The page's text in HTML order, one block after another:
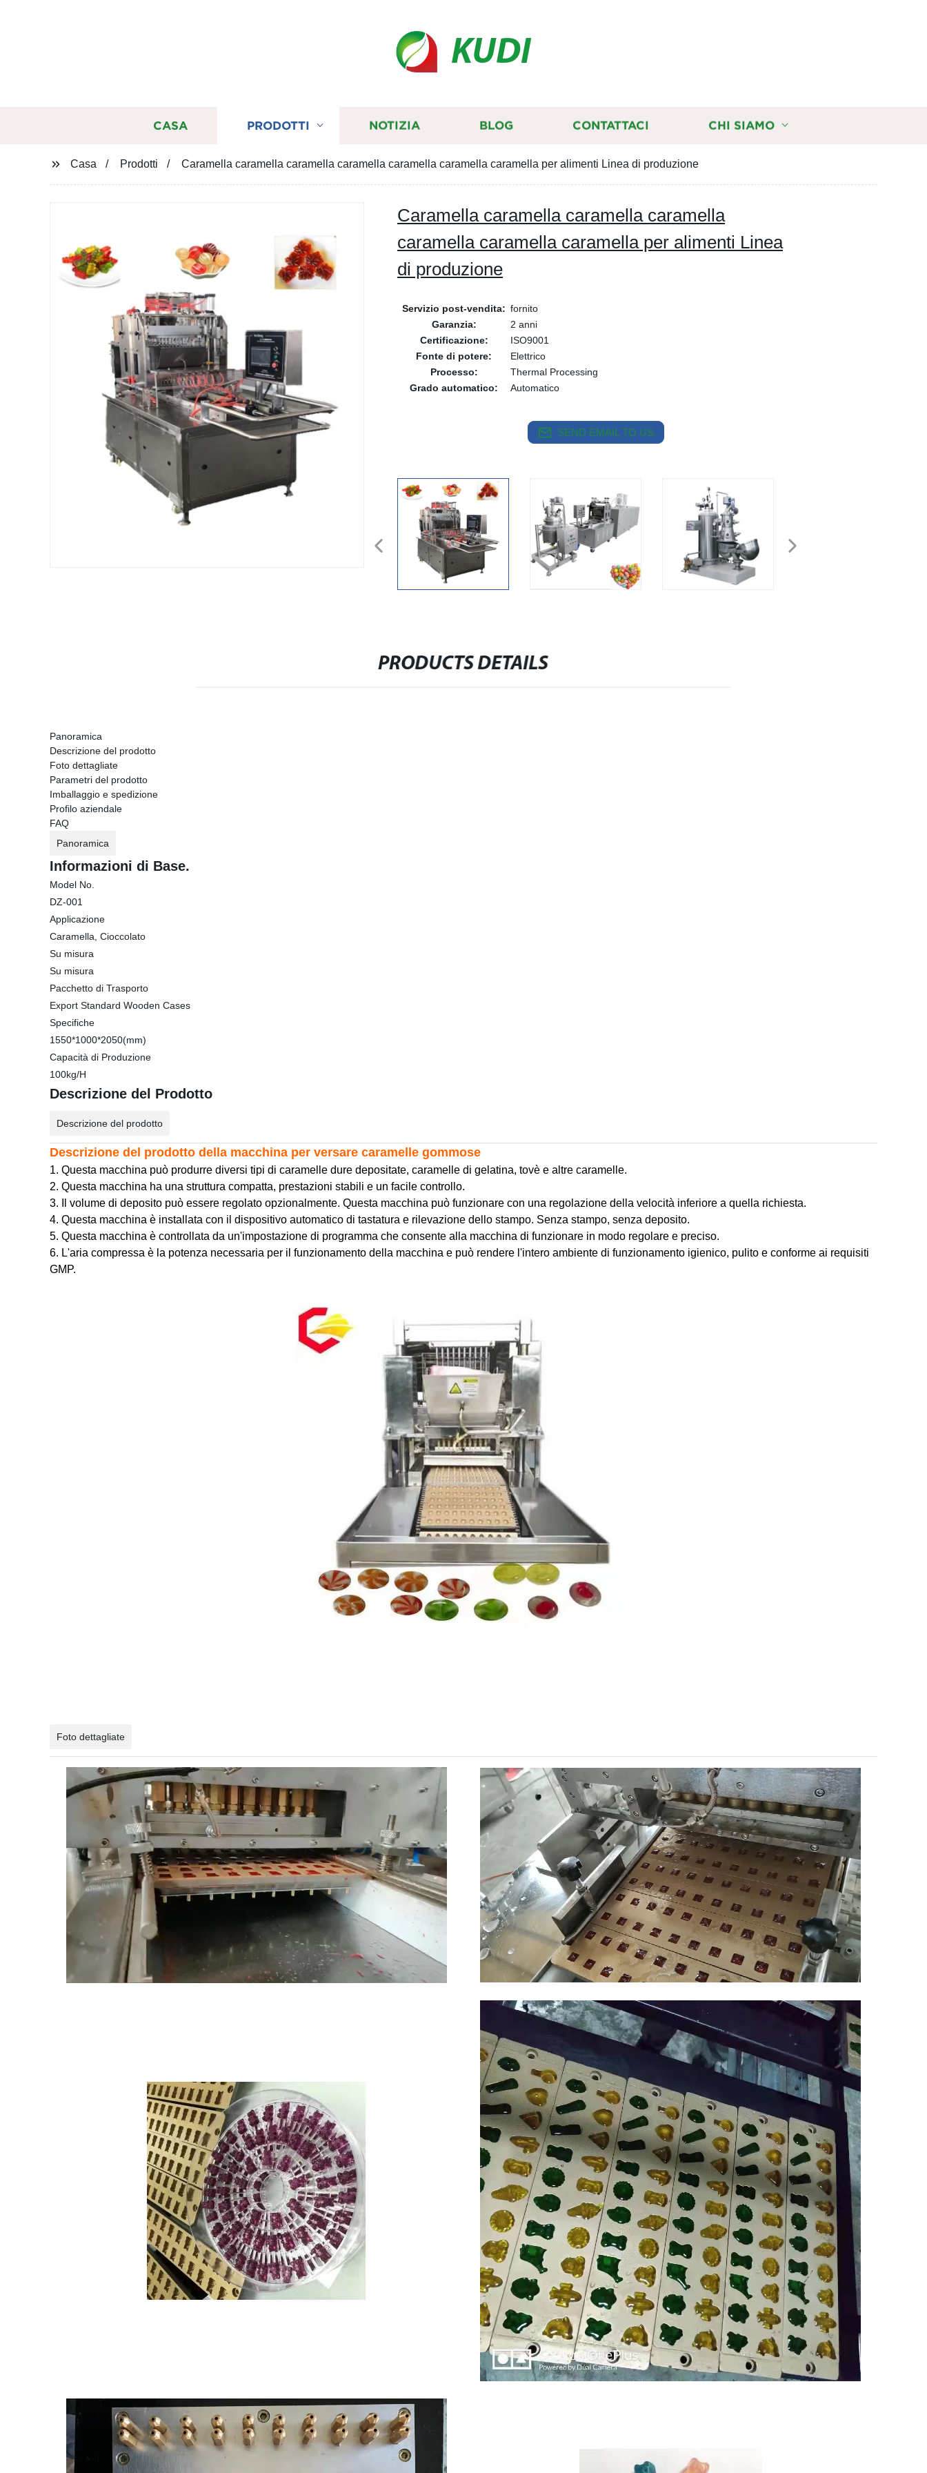
KUDI
CASA PRODOTTI NOTIZIA BLOG CONTATTACI CHI SIAMO
Casa Prodotti Caramella caramella caramella caramella caramella caramella caramella per alimenti Linea di produzione
Caramella caramella caramella caramella
caramella caramella caramella per alimenti Linea
di produzione
Servizio post-vendita: fornito
Garanzia:
2 anni
Certificazione:
ISO9001
Fonte di potere:
Elettrico
Processo:
Thermal Processing
Grado automatico:
Automatico
SEND EMAIL TO US
PRODUCTS DETAILS
Panoramica
Descrizione del prodotto
Foto dettagliate
Parametri del prodotto
Imballaggio e spedizione
Profilo aziendale
FAQ
Panoramica
Informazioni di Base.
Model No.
DZ-001
Applicazione
Caramella, Cioccolato
Su misura
Su misura
Pacchetto di Trasporto
Export Standard Wooden Cases
Specifiche
1550*1000*2050(mm)
Capacità di Produzione
100kg/H
Descrizione del Prodotto
Descrizione del prodotto
Descrizione del prodotto della macchina per versare caramelle gommose
1. Questa macchina può produrre diversi tipi di caramelle dure depositate, caramelle di gelatina, tovè e altre caramelle.
2. Questa macchina ha una struttura compatta, prestazioni stabili e un facile controllo.
3. Il volume di deposito può essere regolato opzionalmente. Questa macchina può funzionare con una regolazione della velocità inferiore a quella richiesta.
4. Questa macchina è installata con il dispositivo automatico di tastatura e rilevazione dello stampo. Senza stampo, senza deposito.
5. Questa macchina è controllata da un'impostazione di programma che consente alla macchina di funzionare in modo regolare e preciso.
6. L'aria compressa è la potenza necessaria per il funzionamento della macchina e può rendere l'intero ambiente di funzionamento igienico, pulito e conforme ai requisiti
GMP.
Foto dettagliate